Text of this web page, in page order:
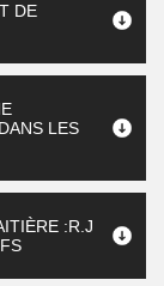
DE
LES
:R.J